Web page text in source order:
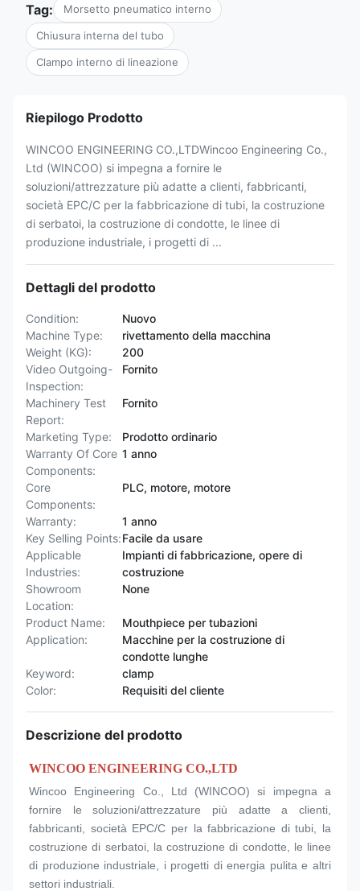
Tag: Morsetto pneumatico interno
Chiusura interna del tubo
Clampo interno di lineazione
Riepilogo Prodotto
WINCOO ENGINEERING CO.,LTDWincoo Engineering Co.,
Ltd (WINCOO) si impegna a fornire le
soluzioni/attrezzature più adatte a clienti, fabbricanti,
società EPC/C per la fabbricazione di tubi, la costruzione
di serbatoi, la costruzione di condotte, le linee di
produzione industriale, i progetti di ...
Dettagli del prodotto
Condition:
Nuovo
Machine Type:
rivettamento della macchina
Weight (KG):
200
Video Outgoing-
Inspection:
Fornito
Machinery Test
Report:
Fornito
Marketing Type:
Prodotto ordinario
Warranty Of Core
Components:
1 anno
Core
Components:
PLC, motore, motore
Warranty:
1 anno
Key Selling Points:Facile da usare
Applicable
Industries:
Impianti di fabbricazione, opere di
costruzione
Showroom
Location:
None
Product Name:
Mouthpiece per tubazioni
Application:
Macchine per la costruzione di
condotte lunghe
Keyword:
clamp
Color:
Requisiti del cliente
Descrizione del prodotto
WINCOO ENGINEERING CO.,LTD
Wincoo Engineering Co., Ltd (WINCOO) si impegna a
fornire le soluzioni/attrezzature più adatte a clienti,
fabbricanti, società EPC/C per la fabbricazione di tubi, la
costruzione di serbatoi, la costruzione di condotte, le linee
di produzione industriale, i progetti di energia pulita e altri
settori industriali.